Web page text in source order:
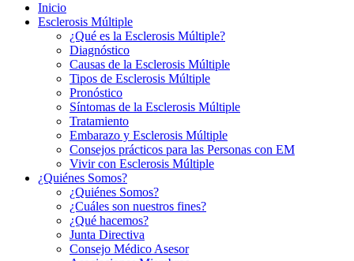
Inicio
Esclerosis Múltiple
¿Qué es la Esclerosis Múltiple?
Diagnóstico
Causas de la Esclerosis Múltiple
Tipos de Esclerosis Múltiple
Pronóstico
Síntomas de la Esclerosis Múltiple
Tratamiento
Embarazo y Esclerosis Múltiple
Consejos prácticos para las Personas con EM
Vivir con Esclerosis Múltiple
¿Quiénes Somos?
¿Quiénes Somos?
¿Cuáles son nuestros fines?
¿Qué hacemos?
Junta Directiva
Consejo Médico Asesor